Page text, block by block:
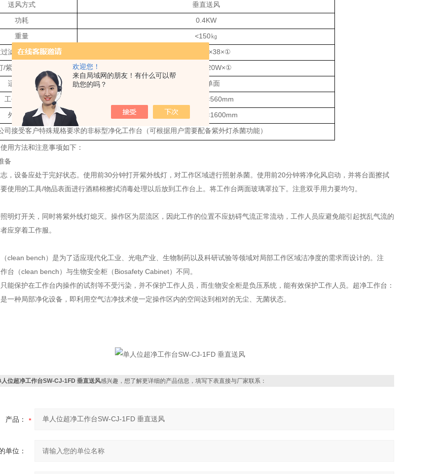
欢迎您！
来自局域网的朋友！有什么可以帮
助您的吗？
送风方式
垂直送风
功耗
0.4KW
重量
<150㎏
滤器规格及数量
×38×①
/紫外灯规格及数量
20W×①/20W×①
适用人数
单人单面
工作区尺寸
870×580×560mm
外形尺寸
1010×600×1600mm
司接受客户特殊规格要求的非标型净化工作台（可根据用户需要配备紫外灯杀菌功能）
用方法和注意事项如下：
备
，设备应处于完好状态。使用前30分钟打开紫外线灯，对工作区域进行照射杀菌。使用前20分钟将净化风启动，并将台面擦拭
使用的工具/物品表面进行酒精棉擦拭消毒处理以后放到工作台上。将工作台两面玻璃罩拉下。注意双手用力要均匀。
明灯开关，同时将紫外线灯熄灭。操作区为层流区，因此工作的位置不应妨碍气流正常流动，工作人员应避免能引起扰乱气流的
应穿着工作服。
clean bench）是为了适应现代化工业、光电产业、生物制药以及科研试验等领域对局部工作区域洁净度的需求而设计的。注
台（clean bench）与生物安全柜（Biosafety Cabinet）不同。
能保护在工作台内操作的试剂等不受污染，并不保护工作人员，而生物安全柜是负压系统，能有效保护工作人员。超净工作台：
一种局部净化设备，即利用空气洁净技术使一定操作区内的空间达到相对的无尘、无菌状态。
人位超净工作台SW-CJ-1FD 垂直送风感兴趣，想了解更详细的产品信息，填写下表直接与厂家联系：
产品：
单位：